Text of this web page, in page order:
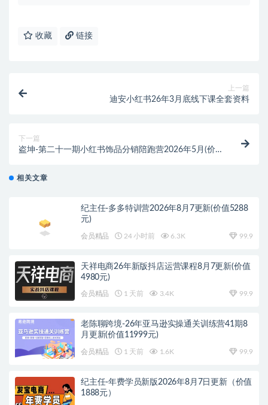
收藏 链接
上一篇
迪安小红书26年3月底线下课全套资料
下一篇
盗坤-第二十一期小红书饰品分销陪跑营2026年5月(价
相关文章
纪主任-多多特训营2026年8月7更新(价值5288
元)
会员精品 24 小时前 6.3K 99.9
天祥电商26年新版抖店运营课程8月7更新(价值
4980元)
会员精品 1 天前 3.4K 99.9
老陈聊跨境-26年亚马逊实操通关训练营41期8
月更新(价值11999元)
会员精品 1 天前 1.6K 99.9
纪主任-年费学员新版2026年8月7日更新（价值
1888元）